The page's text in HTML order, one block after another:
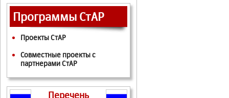
Программы СтАР
Проекты СтАР
Совместные проекты с
партнерами СтАР
Перечень